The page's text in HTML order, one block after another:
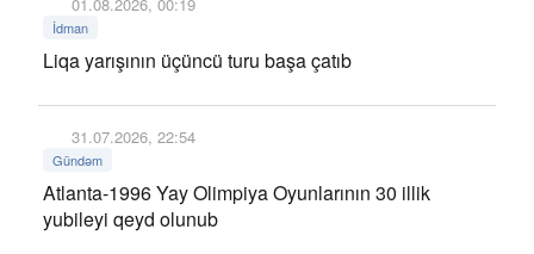
İdman
Liqa yarışının üçüncü turu başa çatıb
31.07.2026, 22:54
Gündəm
Atlanta-1996 Yay Olimpiya Oyunlarının 30 illik
yubileyi qeyd olunub